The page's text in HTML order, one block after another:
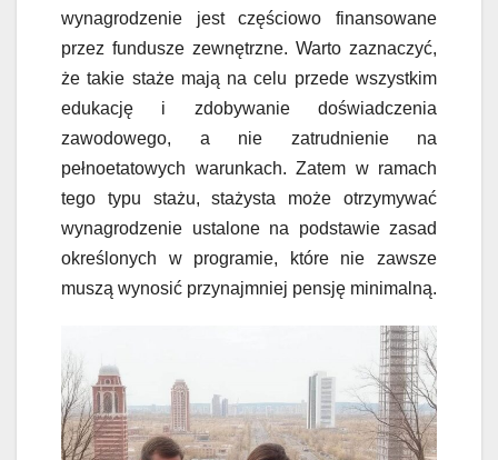
wynagrodzenie jest częściowo finansowane
przez fundusze zewnętrzne. Warto zaznaczyć,
że takie staże mają na celu przede wszystkim
edukację i zdobywanie doświadczenia
zawodowego, a nie zatrudnienie na
pełnoetatowych warunkach. Zatem w ramach
tego typu stażu, stażysta może otrzymywać
wynagrodzenie ustalone na podstawie zasad
określonych w programie, które nie zawsze
muszą wynosić przynajmniej pensję minimalną.